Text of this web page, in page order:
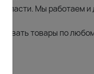
Мы работаем
товары по